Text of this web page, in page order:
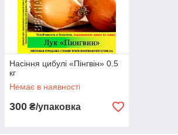
Насіння цибулі «Пінгвін» 0.5
кг
Немає в наявності
300 ₴/упаковка